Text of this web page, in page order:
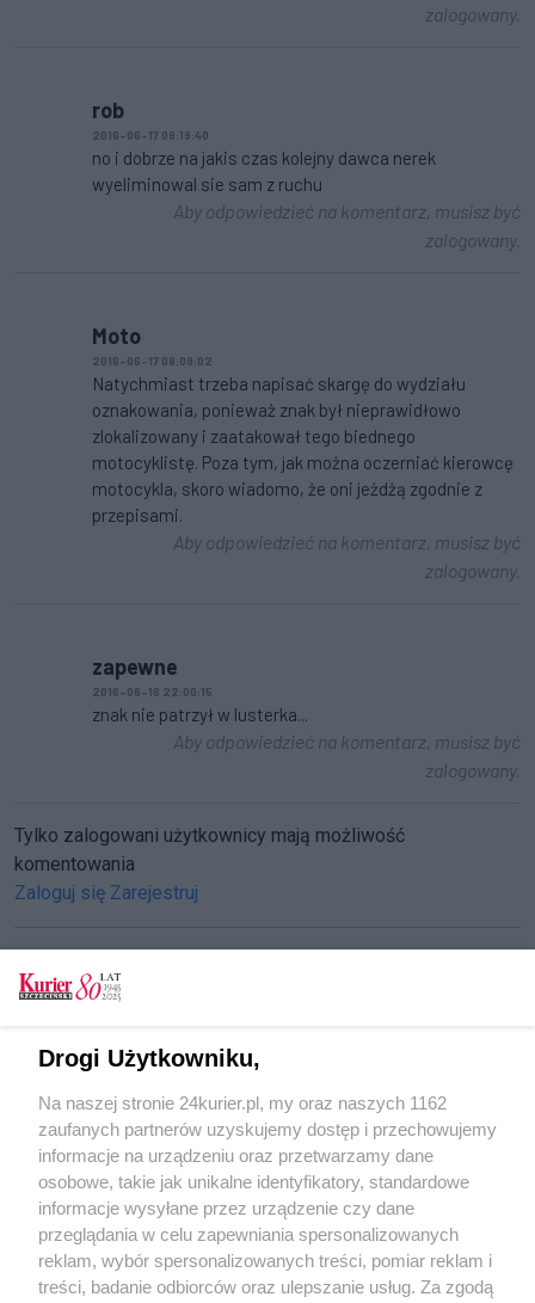
zalogowany.
rob
2016-06-17 09:19:40
no i dobrze na jakis czas kolejny dawca nerek
wyeliminowal sie sam z ruchu
Aby odpowiedzieć na komentarz, musisz być
zalogowany.
Moto
2016-06-17 08:09:02
Natychmiast trzeba napisać skargę do wydziału
oznakowania, ponieważ znak był nieprawidłowo
zlokalizowany i zaatakował tego biednego
motocyklistę. Poza tym, jak można oczerniać kierowcę
motocykla, skoro wiadomo, że oni jeżdżą zgodnie z
przepisami.
Aby odpowiedzieć na komentarz, musisz być
zalogowany.
zapewne
2016-06-16 22:00:15
znak nie patrzył w lusterka...
Aby odpowiedzieć na komentarz, musisz być
zalogowany.
Tylko zalogowani użytkownicy mają możliwość
komentowania
Zaloguj się Zarejestruj
Wypadek - poszkodowany motocyklista
Zginęła piesza
Śmierć na trójce
POGODA
20℃
Drogi Użytkowniku,
Na naszej stronie 24kurier.pl, my oraz naszych 1162
zaufanych partnerów uzyskujemy dostęp i przechowujemy
informacje na urządzeniu oraz przetwarzamy dane
osobowe, takie jak unikalne identyfikatory, standardowe
informacje wysyłane przez urządzenie czy dane
przeglądania w celu zapewniania spersonalizowanych
reklam, wybór spersonalizowanych treści, pomiar reklam i
treści, badanie odbiorców oraz ulepszanie usług. Za zgodą